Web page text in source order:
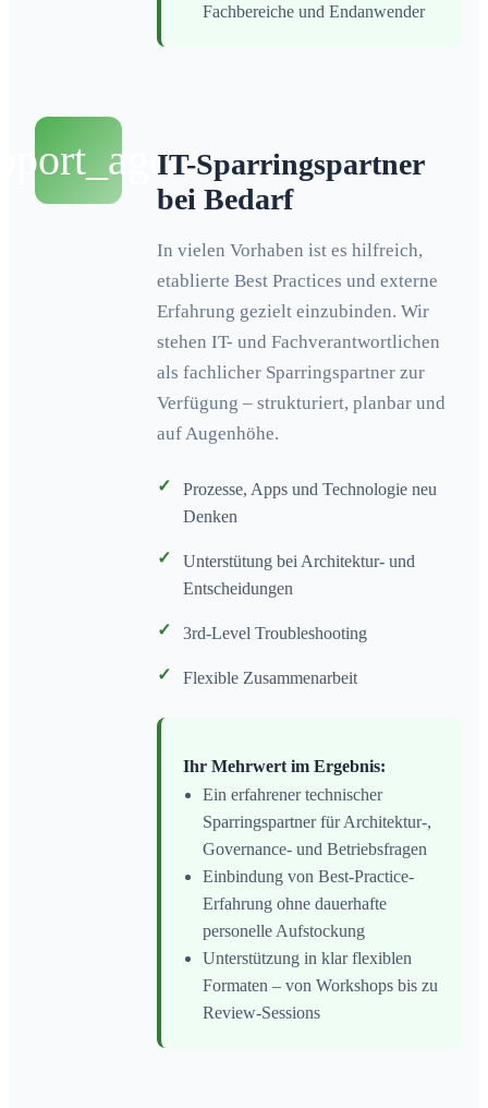
Fachbereiche und Endanwender
IT-Sparringspartner
bei Bedarf
In vielen Vorhaben ist es hilfreich,
etablierte Best Practices und externe
Erfahrung gezielt einzubinden. Wir
stehen IT- und Fachverantwortlichen
als fachlicher Sparringspartner zur
Verfügung – strukturiert, planbar und
auf Augenhöhe.
✓
Prozesse, Apps und Technologie neu
Denken
✓
Unterstütung bei Architektur- und
Entscheidungen
✓ 3rd-Level Troubleshooting
✓ Flexible Zusammenarbeit
Ihr Mehrwert im Ergebnis:
Ein erfahrener technischer
Sparringspartner für Architektur-,
Governance- und Betriebsfragen
Einbindung von Best-Practice-
Erfahrung ohne dauerhafte
personelle Aufstockung
Unterstützung in klar flexiblen
Formaten – von Workshops bis zu
Review-Sessions